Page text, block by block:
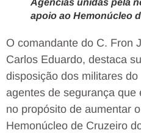
Agências unidas pela
apoio ao Hemonúcleo
O comandante do C. Fron
Carlos Eduardo, destaca
disposição dos militares
agentes de segurança
no propósito de aumentar
Hemonúcleo de Cruzeiro